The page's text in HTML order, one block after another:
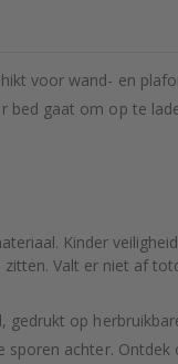
voor wand- en
gaat om op te
Kinder
Valt er niet af
op
achter.